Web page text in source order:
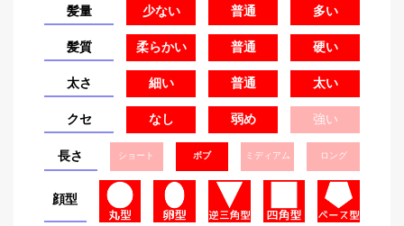
髪量 少ない 普通 多い
髪質 柔らかい 普通 硬い
太さ 細い 普通 太い
クセ なし 弱め 強い
長さ ショート ボブ ミディアム ロング
顔型